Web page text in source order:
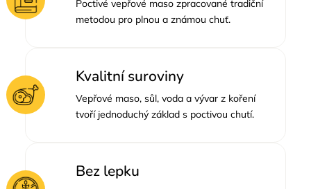
Poctivé vepřové maso zpracované tradiční
metodou pro plnou a známou chuť.
Kvalitní suroviny
Vepřové maso, sůl, voda a vývar z koření
tvoří jednoduchý základ s poctivou chutí.
Bez lepku